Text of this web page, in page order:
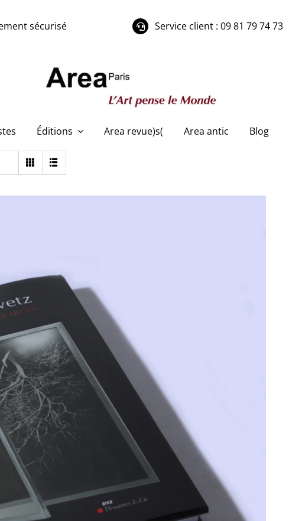
sécurisé Service client : 09 81 79 74 73
Éditions Area revue)s( Area antic Blog
– Ne faire qu’un